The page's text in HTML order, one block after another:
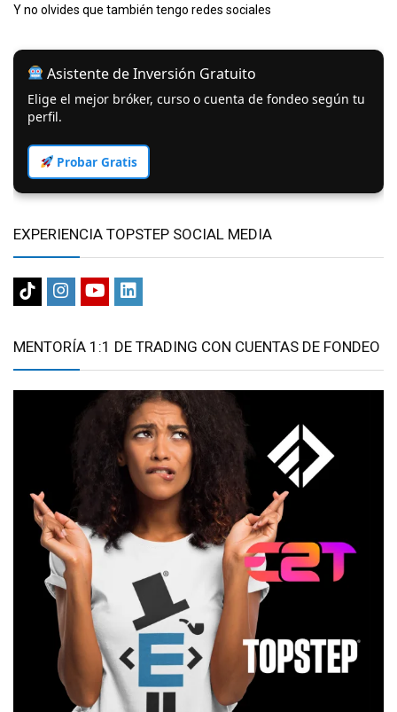
Y no olvides que también tengo redes sociales
Asistente de Inversión Gratuito
Elige el mejor bróker, curso o cuenta de fondeo según tu
perfil.
Probar Gratis
EXPERIENCIA TOPSTEP SOCIAL MEDIA
MENTORÍA 1:1 DE TRADING CON CUENTAS DE FONDEO